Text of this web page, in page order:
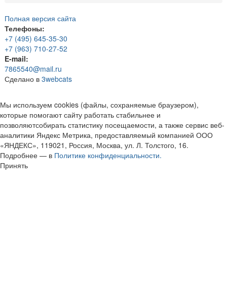
Полная версия сайта
Телефоны:
+7 (495) 645-35-30
+7 (963) 710-27-52
E-mail:
7865540@mail.ru
Сделано в 3webcats
Мы используем cookies (файлы, сохраняемые браузером),
которые помогают сайту работать стабильнее и
позволяютсобирать статистику посещаемости, а также сервис веб-
аналитики Яндекс Метрика, предоставляемый компанией ООО
«ЯНДЕКС», 119021, Россия, Москва, ул. Л. Толстого, 16.
Подробнее — в Политике конфиденциальности.
Принять